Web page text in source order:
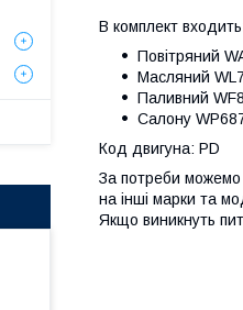
В комплект
Повітряний
Масляний
Паливний
Салону
Код двигуна: PD
За потреби можемо
на інші марки та
Якщо виникнуть